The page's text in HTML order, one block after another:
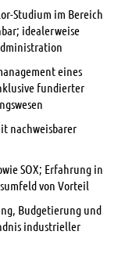
Studium im Bereich
idealerweise
eines
fundierter
nachweisbarer
SOX; Erfahrung in
von Vorteil
Budgetierung und
industrieller